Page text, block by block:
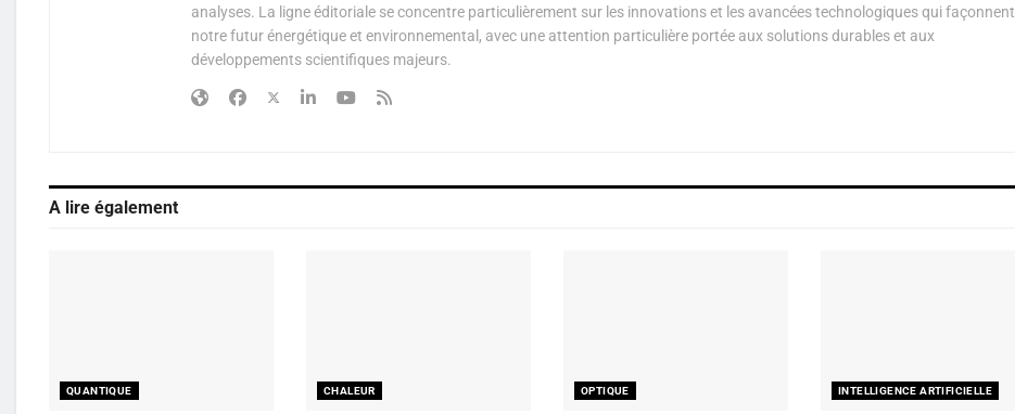
analyses. La ligne éditoriale se concentre particulièrement sur les innovations et les avancées technologiques qui façonnent
notre futur énergétique et environnemental, avec une attention particulière portée aux solutions durables et aux
développements scientifiques majeurs.
A lire également
QUANTIQUE CHALEUR OPTIQUE INTELLIGENCE ARTIFICIELLE